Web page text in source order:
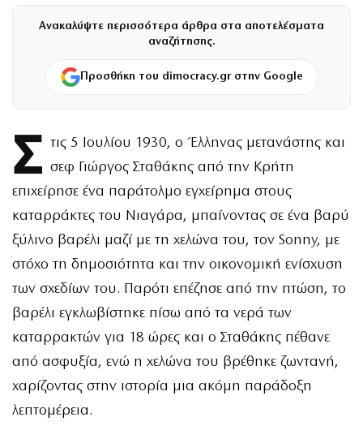
Ανακαλύψτε περισσότερα άρθρα στα αποτελέσματα
αναζήτησης.
Προσθήκη του dimocracy.gr στην Google
Σ τις 5 Ιουλίου 1930, ο Έλληνας μετανάστης και
σεφ Γιώργος Σταθάκης από την Κρήτη
επιχείρησε ένα παράτολμο εγχείρημα στους
καταρράκτες του Νιαγάρα, μπαίνοντας σε ένα βαρύ
ξύλινο βαρέλι μαζί με τη χελώνα του, τον Sonny, με
στόχο τη δημοσιότητα και την οικονομική ενίσχυση
των σχεδίων του. Παρότι επέζησε από την πτώση, το
βαρέλι εγκλωβίστηκε πίσω από τα νερά των
καταρρακτών για 18 ώρες και ο Σταθάκης πέθανε
από ασφυξία, ενώ η χελώνα του βρέθηκε ζωντανή,
χαρίζοντας στην ιστορία μια ακόμη παράδοξη
λεπτομέρεια.